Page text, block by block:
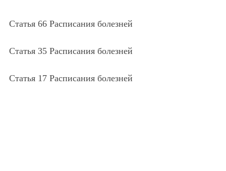
Статья 66 Расписания болезней
Статья 35 Расписания болезней
Статья 17 Расписания болезней